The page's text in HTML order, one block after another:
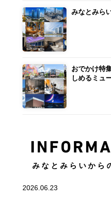
みなとみら
おでかけ特
しめるミュ
みなとみらいから
2026.06.23